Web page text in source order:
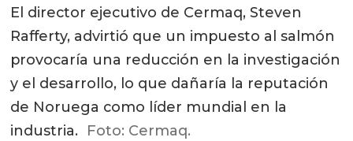
El director ejecutivo de Cermaq, Steven
Rafferty, advirtió que un impuesto al salmón
provocaría una reducción en la investigación
y el desarrollo, lo que dañaría la reputación
de Noruega como líder mundial en la
industria. Foto: Cermaq.